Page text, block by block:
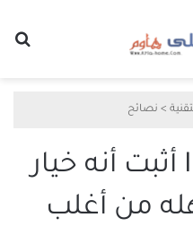
> نصائح
معالج من Intel أثبت أنه خيار
من أغلب